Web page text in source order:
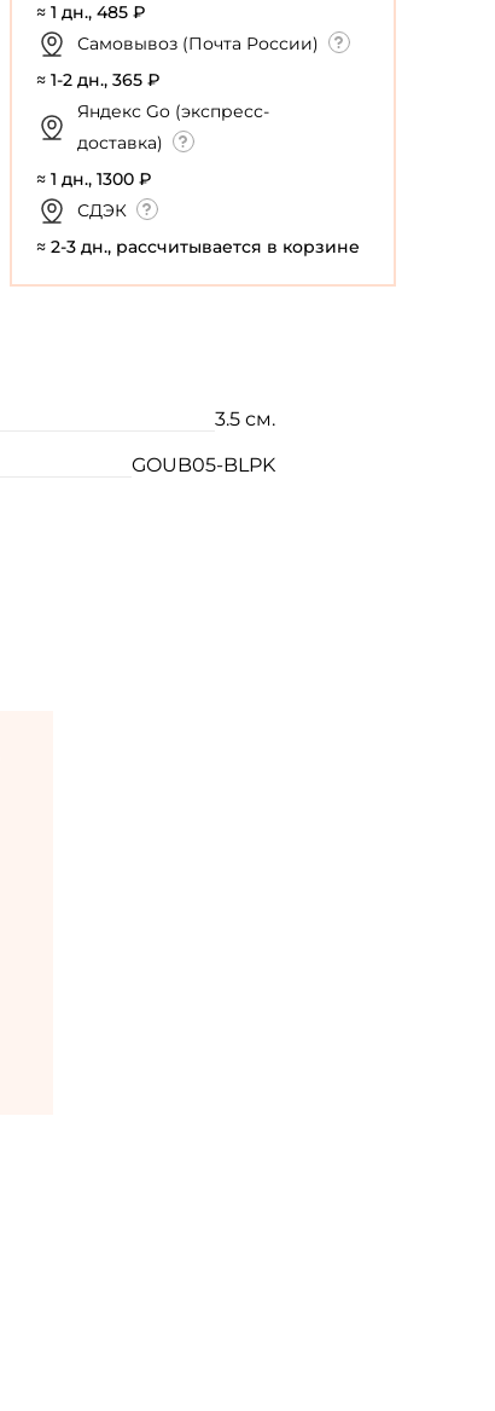
≈ 1 дн., 485 ₽
Самовывоз (Почта России)
≈ 1-2 дн., 365 ₽
Яндекс Go (экспресс-
доставка)
≈ 1 дн., 1300 ₽
СДЭК
≈ 2-3 дн., рассчитывается в корзине
3.5 см.
GOUB05-BLPK